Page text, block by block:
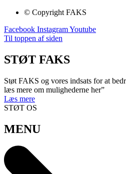
© Copyright FAKS
Facebook InstagramYoutube
Til toppen af siden
STØT FAKS
Støt FAKS og vores indsats for at
læs mere om mulighederne her”
Læs mere
STØT OS
MENU